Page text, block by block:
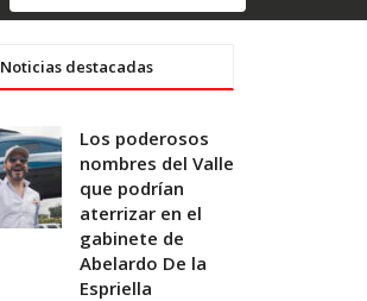
Noticias destacadas
Los poderosos
nombres del Valle
que podrían
aterrizar en el
gabinete de
Abelardo De la
Espriella